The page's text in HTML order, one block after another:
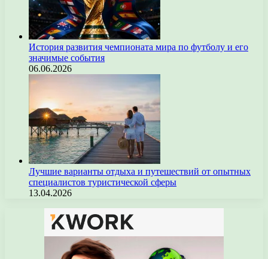
История развития чемпионата мира по футболу и его
значимые события
06.06.2026
Лучшие варианты отдыха и путешествий от опытных
специалистов туристической сферы
13.04.2026